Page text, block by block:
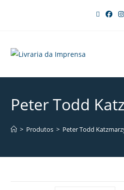
Peter Todd
> Produtos > Peter Todd